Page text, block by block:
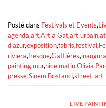
Posté dans Festivals et Events,
agenda,art,Art à Gat,art urbain,
d'azur,exposition,fabris,festival,
riviera,fresque,Gattières,
painting,mur,nice matin,Olivia
presse,Sinem Bostanci,street-art
LIVE